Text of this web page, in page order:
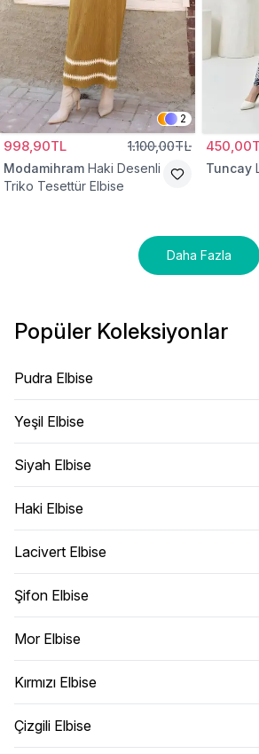
2
998,90TL 1.100,00TL
Modamihram Haki Desenli
Triko Tesettür Elbise
Tuncay
Daha Fazla
Popüler Koleksiyonlar
Pudra Elbise
Yeşil Elbise
Siyah Elbise
Haki Elbise
Lacivert Elbise
Şifon Elbise
Mor Elbise
Kırmızı Elbise
Çizgili Elbise